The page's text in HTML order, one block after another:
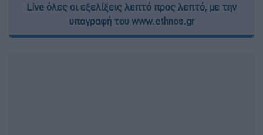
Live όλες οι εξελίξεις λεπτό προς λεπτό, με την
υπογραφή του www.ethnos.gr